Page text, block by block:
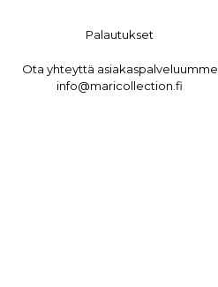
Palautukset
Ota yhteyttä asiakaspalveluumme
info@maricollection.fi